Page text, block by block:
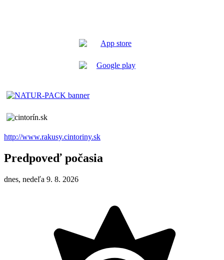
http://www.rakusy.cintoriny.sk
Predpoveď počasia
dnes, nedeľa 9. 8. 2026